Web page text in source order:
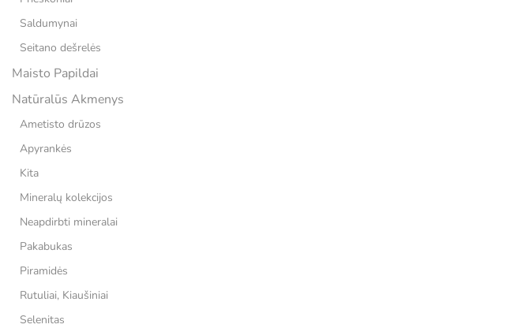
Saldumynai
Seitano dešrelės
Maisto Papildai
Natūralūs Akmenys
Ametisto drūzos
Apyrankės
Kita
Mineralų kolekcijos
Neapdirbti mineralai
Pakabukas
Piramidės
Rutuliai, Kiaušiniai
Selenitas